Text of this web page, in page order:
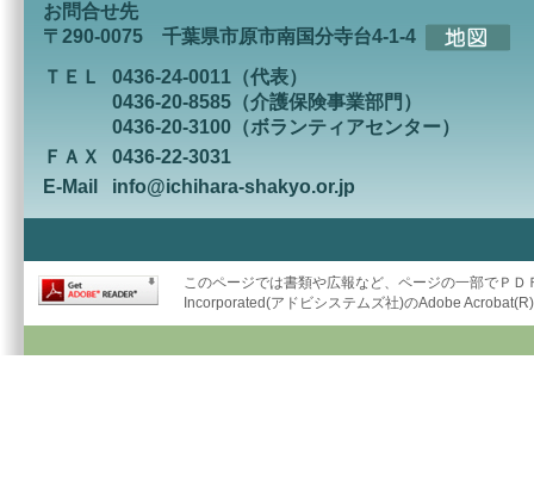
お問合せ先
〒290-0075 千葉県市原市南国分寺台4-1-4
ＴＥＬ
0436-24-0011（代表）
0436-20-8585（介護保険事業部門）
0436-20-3100（ボランティアセンター）
ＦＡＸ
0436-22-3031
E-Mail
info@ichihara-shakyo.or.jp
このページでは書類や広報など、ページの一部でＰ
Incorporated(アドビシステムズ社)のAdobe